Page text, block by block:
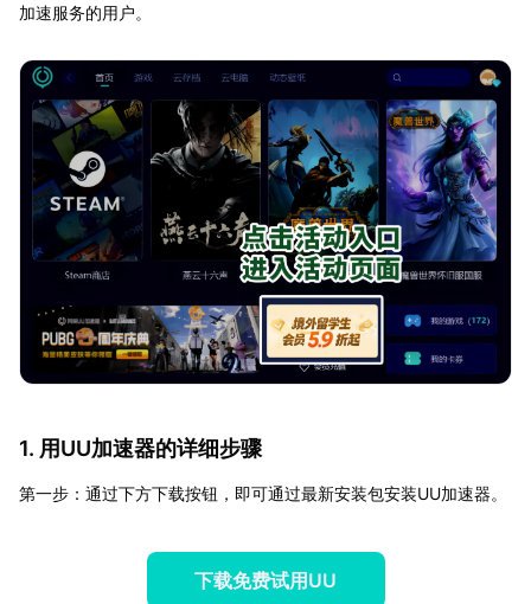
加速服务的用户。
1. 用UU加速器的详细步骤
第一步：通过下方下载按钮，即可通过最新安装包安装UU加速器。
下载免费试用UU